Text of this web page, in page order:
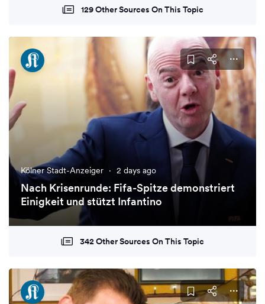
129 Other Sources On This Topic
Kölner Stadt-Anzeiger · 2 days ago
Nach Krisenrunde: Fifa-Spitze demonstriert
Einigkeit und stützt Infantino
342 Other Sources On This Topic